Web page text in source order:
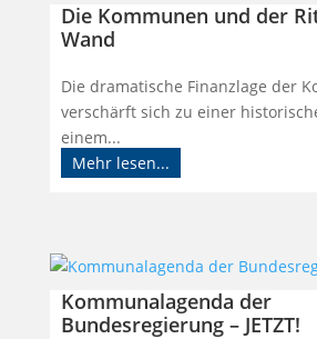
Die Kommunen und der
Wand
Die dramatische Finanzlage der
verschärft sich zu einer
einem...
Mehr lesen...
Kommunalagenda der
Bundesregierung – JETZT!